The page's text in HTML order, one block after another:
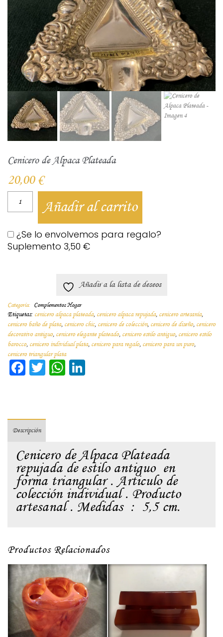
Cenicero de Alpaca Plateada
20,00 €
Añadir al carrito
¿Se lo envolvemos para regalo?
Suplemento 3,50 €
Añadir a la lista de deseos
Categoría: Complementos Hogar
Etiquetas: cenicero alpaca plateada, cenicero alpaca repujada, cenicero artesanía,
cenicero baño de plata, cenicero chic, cenicero de colección, cenicero de diseño, cenicero
decorativo antiguo, cenicero elegante plateado, cenicero estilo antiguo, cenicero estilo
barocco, cenicero individual plata, cenicero para regalo, cenicero para un puro,
cenicero triangular plata
Facebook
TwitterWhatsApp
Descripción
Cenicero de Alpaca Plateada
repujada de estilo antiguo en
forma triangular . Articulo de
colección individual . Producto
artesanal . Medidas : 5,5 cm.
Productos Relacionados